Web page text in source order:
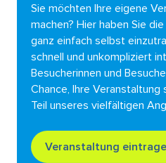
Sie möchten Ihre eigene
machen? Hier haben Sie
ganz einfach selbst
schnell und unkompliziert
Besucherinnen und
Chance, Ihre Veranstaltung
Teil unseres vielfältigen
Veranstaltung